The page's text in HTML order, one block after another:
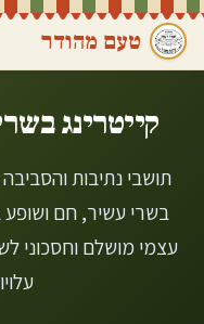
טעם מהודר
קייטרינג
תושבי נתיבות
עצמי מושלם וחסכוני